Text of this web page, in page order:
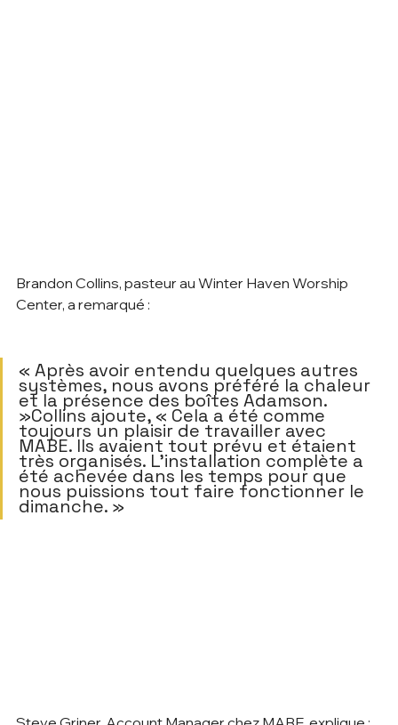
Brandon Collins, pasteur au Winter Haven Worship
Center, a remarqué :
« Après avoir entendu quelques autres
systèmes, nous avons préféré la chaleur
et la présence des boîtes Adamson.
»Collins ajoute, « Cela a été comme
toujours un plaisir de travailler avec
MABE. Ils avaient tout prévu et étaient
très organisés. L'installation complète a
été achevée dans les temps pour que
nous puissions tout faire fonctionner le
dimanche. »